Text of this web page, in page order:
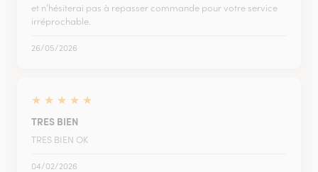
et n’hésiterai pas à repasser commande pour votre service
irréprochable.
26/05/2026
★ ★ ★ ★ ★
TRES BIEN
TRES BIEN OK
04/02/2026